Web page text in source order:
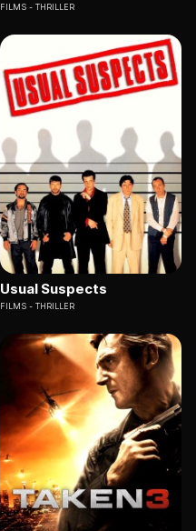
FILMS THRILLER
Usual Suspects
FILMS THRILLER